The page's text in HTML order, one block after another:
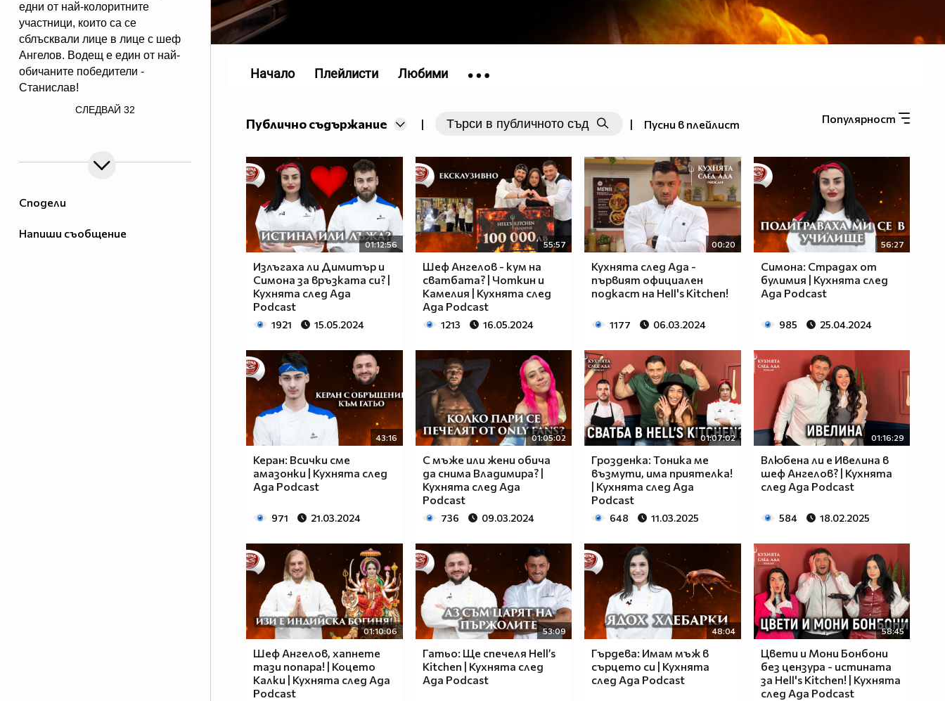
Сподели
Напиши съобщение
едни от най-колоритните
участници, които са се
сблъсквали лице в лице с шеф
Ангелов. Водещ е един от най-
обичаните победители -
Станислав!
/> Гледайте "Кухнята след Ада
СЛЕДВАЙ 32
Популярност
Публично съдържание | | Пусни в плейлист
01:12:56
Излъгаха ли Димитър и
Симона за връзката си? |
Кухнята след Ада
Podcast
1921 15.05.2024
55:57
Шеф Ангелов - кум на
сватбата? | Чоткин и
Камелия | Кухнята след
Ада Podcast
1213 16.05.2024
00:20
Кухнята след Ада -
първият официален
подкаст на Hell's Kitchen!
1177 06.03.2024
56:27
Симона: Страдах от
булимия | Кухнята след
Ада Podcast
985 25.04.2024
43:16
Керан: Всички сме
амазонки | Кухнята след
Ада Podcast
971 21.03.2024
01:05:02
С мъже или жени обича
да снима Владимира? |
Кухнята след Ада
Podcast
736 09.03.2024
01:07:02
Грозденка: Тоника ме
възмути, има приятелка!
| Кухнята след Ада
Podcast
648 11.03.2025
01:16:29
Влюбена ли е Ивелина в
шеф Ангелов? | Кухнята
след Ада Podcast
584 18.02.2025
01:10:06
Шеф Ангелов, хапнете
тази попара! | Коцето
Калки | Кухнята след Ада
Podcast
53:09
Гатьо: Ще спечеля Hell’s
Kitchen | Кухнята след
Ада Podcast
48:04
Гърдева: Имам мъж в
сърцето си | Кухнята
след Ада Podcast
58:45
Цвети и Мони Бонбони
без цензура - истината
за Hell's Kitchen! | Кухнята
след Ада Podcast
Начало Плейлисти Любими